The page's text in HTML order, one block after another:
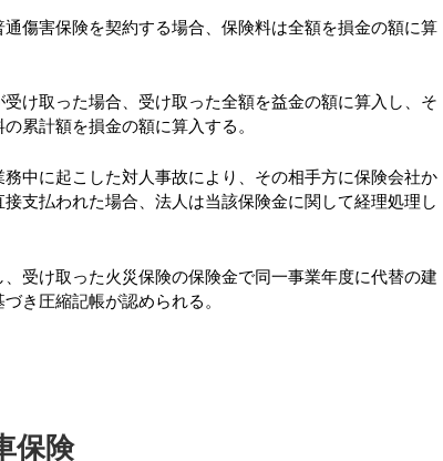
傷害保険を契約する場合、保険料は全額を損金の額に算
け取った場合、受け取った全額を益金の額に算入し、そ
累計額を損金の額に算入する。
中に起こした対人事故により、その相手方に保険会社か
支払われた場合、法人は当該保険金に関して経理処理し
受け取った火災保険の保険金で同一事業年度に代替の建
き圧縮記帳が認められる。
保険